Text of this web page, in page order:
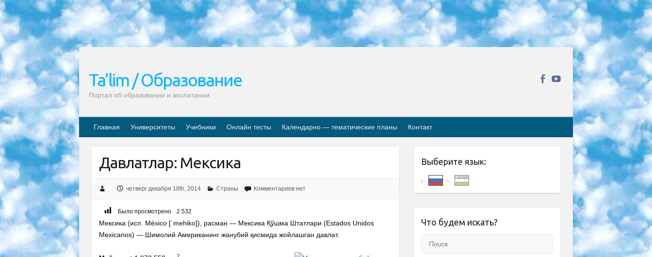
Ta’lim / Образование
Портал об образовании и воспитании
Главная Университеты Учебники Онлайн тесты Календарно — тематические планы Контакт
Давлатлар: Мексика
четверг декабря 18th, 2014 Страны Комментариев нет
Было просмотрено 2 532
Мексика (исп. México [ˈmehiko]), расман — Мексика Қўшма Штатлари (Estados Unidos
Mexicanos) — Шимолий Американинг жанубий қисмида жойлашган давлат.
2
Выберите язык:
Что будем искать?
Поиск